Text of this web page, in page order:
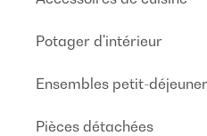
Potager d'intérieur
Ensembles petit-déjeuner
Pièces détachées